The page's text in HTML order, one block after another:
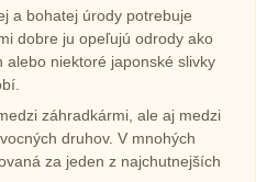
a bohatej úrody potrebuje
dobre ju opeľujú odrody ako
alebo niektoré japonské slivky
záhradkármi, ale aj medzi
druhov. V mnohých
za jeden z najchutnejších